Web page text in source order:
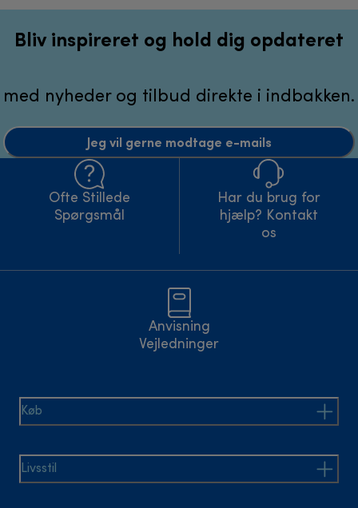
Bliv inspireret og hold dig opdateret
med nyheder og tilbud direkte i indbakken.
Jeg vil gerne modtage e-mails
Ofte Stillede
Spørgsmål
Har du brug for
hjælp? Kontakt
os
Anvisning
Vejledninger
Køb
Livsstil